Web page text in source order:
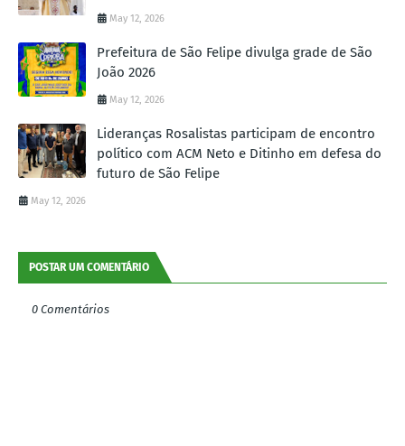
May 12, 2026
Prefeitura de São Felipe divulga grade de São
João 2026
May 12, 2026
Lideranças Rosalistas participam de encontro
político com ACM Neto e Ditinho em defesa do
futuro de São Felipe
May 12, 2026
POSTAR UM COMENTÁRIO
0 Comentários